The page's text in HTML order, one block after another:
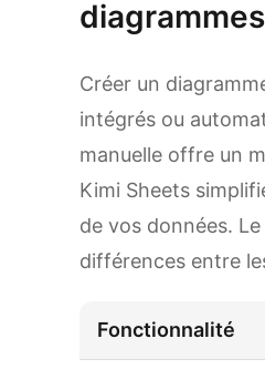
Créer un
intégrés ou
manuelle offre un
Kimi Sheets
de vos données.
différences entre
Fonctionnalité